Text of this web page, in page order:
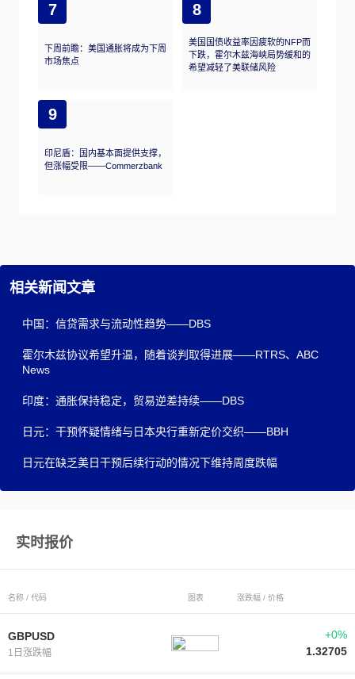
7
下周前瞻：美国通胀将成为下周
市场焦点
8
美国国债收益率因疲软的NFP而
下跌，霍尔木兹海峡局势缓和的
希望减轻了美联储风险
9
印尼盾：国内基本面提供支撑，
但涨幅受限——Commerzbank
相关新闻文章
中国：信贷需求与流动性趋势——DBS
霍尔木兹协议希望升温，随着谈判取得进展——RTRS、ABC
News
印度：通胀保持稳定，贸易逆差持续——DBS
日元：干预怀疑情绪与日本央行重新定价交织——BBH
日元在缺乏美日干预后续行动的情况下维持周度跌幅
实时报价
名称 / 代码 图表 涨跌幅 / 价格
GBPUSD
1日涨跌幅
+0%
1.32705